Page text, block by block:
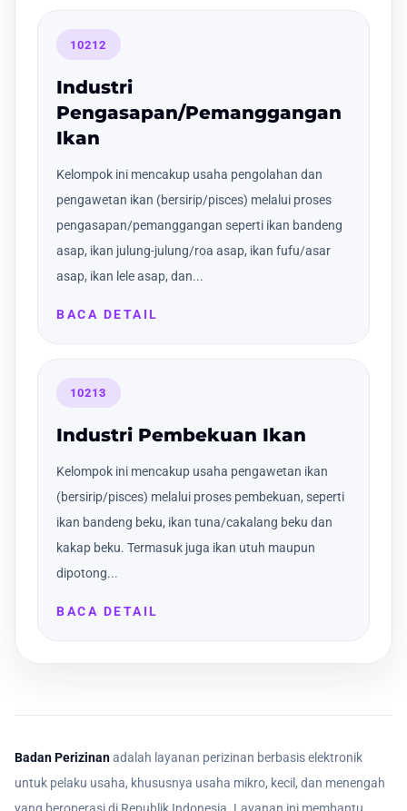
10212
Industri
Pengasapan/Pemanggangan
Ikan
Kelompok ini mencakup usaha pengolahan dan
pengawetan ikan (bersirip/pisces) melalui proses
pengasapan/pemanggangan seperti ikan bandeng
asap, ikan julung-julung/roa asap, ikan fufu/asar
asap, ikan lele asap, dan...
BACA DETAIL
10213
Industri Pembekuan Ikan
Kelompok ini mencakup usaha pengawetan ikan
(bersirip/pisces) melalui proses pembekuan, seperti
ikan bandeng beku, ikan tuna/cakalang beku dan
kakap beku. Termasuk juga ikan utuh maupun
dipotong...
BACA DETAIL
Badan Perizinanadalah layanan perizinan berbasis elektronik
untuk pelaku usaha, khususnya usaha mikro, kecil, dan menengah